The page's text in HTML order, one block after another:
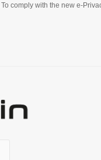
To comply with the new e-